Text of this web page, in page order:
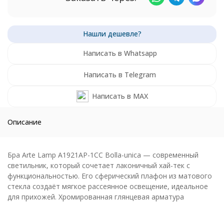
Написать в Whatsapp
Написать в Telegram
Написать в MAX
Описание
Бра Arte Lamp A1921AP-1CC Bolla-unica — современный
светильник, который сочетает лаконичный хай-тек с
функциональностью. Его сферический плафон из матового
стекла создаёт мягкое рассеянное освещение, идеальное
для прихожей. Хромированная глянцевая арматура